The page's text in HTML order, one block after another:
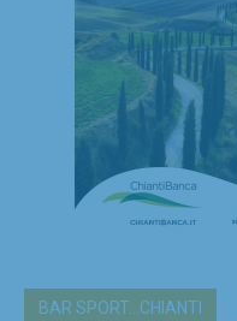
BAR SPORT...CHIANTI